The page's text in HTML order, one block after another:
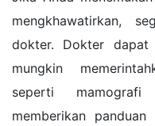
mengkhawatirkan,
dokter. Dokter dapat
mungkin
seperti
memberikan